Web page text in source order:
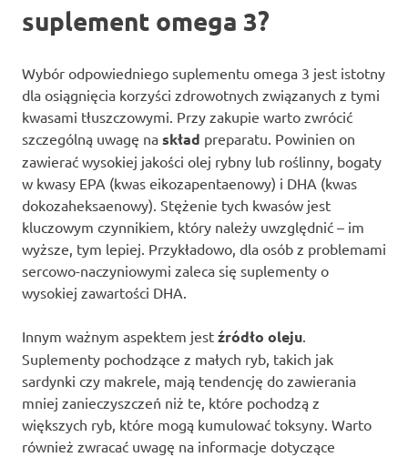
suplement omega 3?
Wybór odpowiedniego suplementu omega 3 jest istotny
dla osiągnięcia korzyści zdrowotnych związanych z tymi
kwasami tłuszczowymi. Przy zakupie warto zwrócić
szczególną uwagę na skład preparatu. Powinien on
zawierać wysokiej jakości olej rybny lub roślinny, bogaty
w kwasy EPA (kwas eikozapentaenowy) i DHA (kwas
dokozaheksaenowy). Stężenie tych kwasów jest
kluczowym czynnikiem, który należy uwzględnić – im
wyższe, tym lepiej. Przykładowo, dla osób z problemami
sercowo-naczyniowymi zaleca się suplementy o
wysokiej zawartości DHA.
Innym ważnym aspektem jest źródło oleju.
Suplementy pochodzące z małych ryb, takich jak
sardynki czy makrele, mają tendencję do zawierania
mniej zanieczyszczeń niż te, które pochodzą z
większych ryb, które mogą kumulować toksyny. Warto
również zwracać uwagę na informacje dotyczące